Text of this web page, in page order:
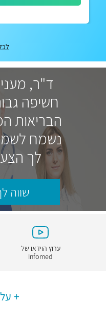
ד"ר,
חשיפה
הבריאות
נשמח
לך
שווה
ערוץ הוידאו של
Infomed